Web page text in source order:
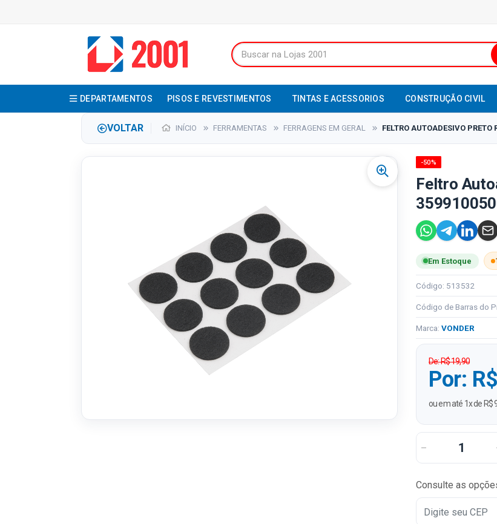
DEPARTAMENTOS PISOS E REVESTIMENTOS TINTAS E ACESSORIOS CONSTRUÇÃO CIVIL
VOLTAR INÍCIO FERRAMENTAS FERRAGENS EM GERAL FELTRO AUTOADESIVO
-50%
Feltro
Em Estoque
Código: 513532
Código de Barras do
Marca: VONDER
De: R$ 19,90
Por:
ou em até 1x de R$
Consulte as